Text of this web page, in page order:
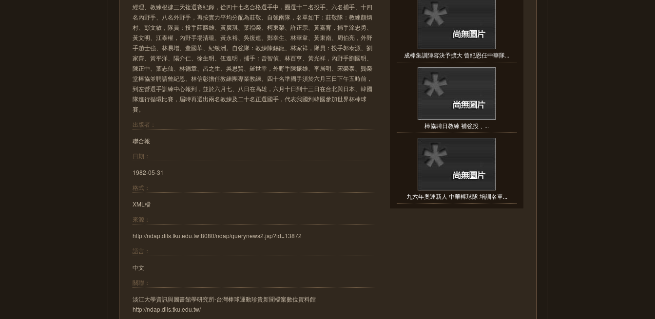
經理、教練根據三天複選賽紀錄，從四十七名合格選手中，圈選十二名投手、六名捕手、十四
名內野手、八名外野手，再按實力平均分配為莊敬、自強兩隊，名單如下：莊敬隊：教練顏炳
村、彭文敏，隊員：投手莊勝雄、黃廣琪、葉福榮、柯東榮、許正宗、黃嘉育，捕手涂忠勇、
黃文明、江泰權，內野手場清瓏、黃永裕、吳復連、鄭幸生、林華韋、黃東南、周伯亮，外野
手趙士強、林易增、董國華、紀敏洲。自強隊：教練陳錫龍、林家祥，隊員：投手郭泰源、劉
家齊、黃平洋、陽介仁、徐生明、伍進明，捕手：曾智偵、林百亨、黃光祥，內野手劉國明、
陳正中、葉志仙、林德章、呂之生、吳思賢、羅世幸，外野手陳振雄、李居明、宋榮泰、龔榮
堂棒協並聘請曾紀恩、林信彰擔任教練團專業教練。四十名準國手須於六月三日下午五時前，
到左營選手訓練中心報到，並於六月七、八日在高雄，六月十日到十三日在台北與日本、韓國
隊進行循環比賽，屆時再選出兩名教練及二十名正選國手，代表我國到韓國參加世界杯棒球
賽。
出版者：
聯合報
日期：
1982-05-31
格式：
XML檔
來源：
http://ndap.dils.tku.edu.tw:8080/ndap/querynews2.jsp?id=13872
語言：
中文
關聯：
淡江大學資訊與圖書館學研究所-台灣棒球運動珍貴新聞檔案數位資料館
http://ndap.dils.tku.edu.tw/
成棒集訓陣容決予擴大 曾紀恩任中華隊...
棒協聘日教練 補強投﹑...
九六年奧運新人 中華棒球隊 培訓名單...